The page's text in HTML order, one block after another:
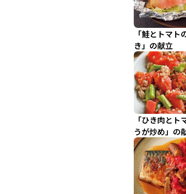
「鮭とトマト
き」の献立
「ひき肉とト
うが炒め」の